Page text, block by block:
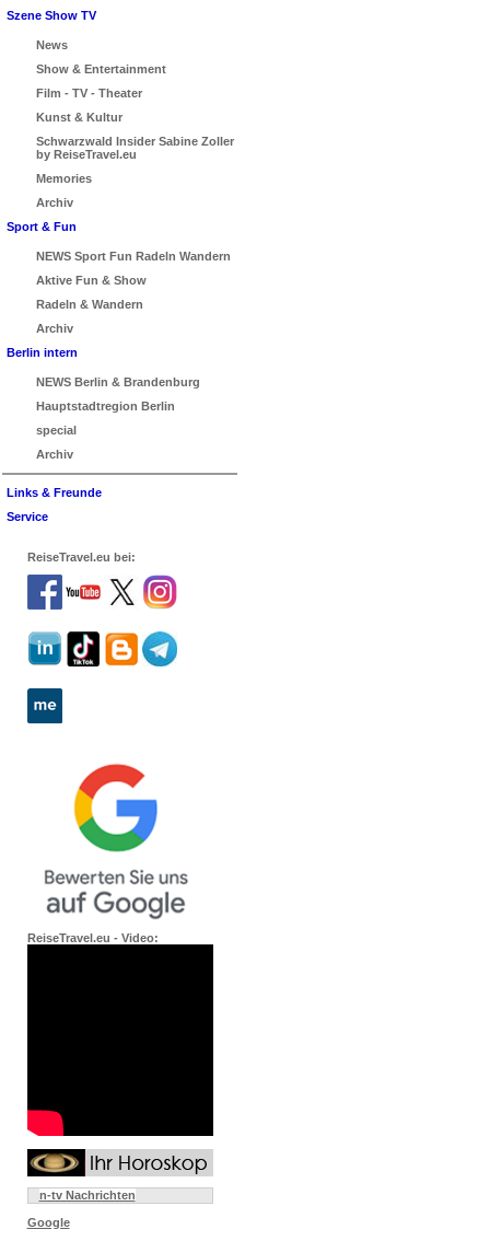
Szene Show TV
News
Show & Entertainment
Film - TV - Theater
Kunst & Kultur
Schwarzwald Insider Sabine Zoller
by ReiseTravel.eu
Memories
Archiv
Sport & Fun
NEWS Sport Fun Radeln Wandern
Aktive Fun & Show
Radeln & Wandern
Archiv
Berlin intern
NEWS Berlin & Brandenburg
Hauptstadtregion Berlin
special
Archiv
Links & Freunde
Service
ReiseTravel.eu bei:
ReiseTravel.eu - Video:
n-tv Nachrichten
Google